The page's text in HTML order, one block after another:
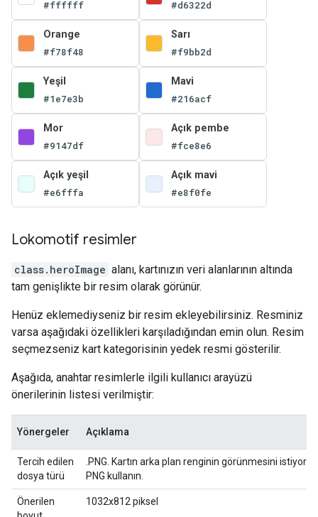
#ffffff #d6322d
Orange
#f78f48
Sarı
#f9bb2d
Yeşil
#1e7e3b
Mavi
#216acf
Mor
#9147df
Açık pembe
#fce8e6
Açık yeşil
#e6fffa
Açık mavi
#e8f0fe
Lokomotif resimler
class.heroImage alanı, kartınızın veri alanlarının altında
tam genişlikte bir resim olarak görünür.
Henüz eklemediyseniz bir resim ekleyebilirsiniz. Resminiz
varsa aşağıdaki özellikleri karşıladığından emin olun. Resim
seçmezseniz kart kategorisinin yedek resmi gösterilir.
Aşağıda, anahtar resimlerle ilgili kullanıcı arayüzü
önerilerinin listesi verilmiştir:
Yönergeler Açıklama
Tercih edilen
dosya türü
.PNG. Kartın arka plan renginin görünmesini
PNG kullanın.
Önerilen
1032x812 piksel